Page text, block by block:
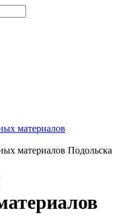
материалов
материалов Подольска